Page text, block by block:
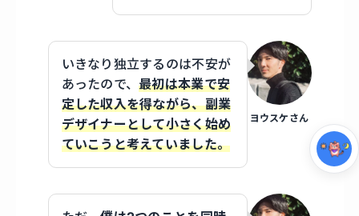
ヨウスケさん
いきなり独立するのは不安が
あったので、最初は本業で安
定した収入を得ながら、副業
デザイナーとして小さく始め
ていこうと考えていました。
集中モード